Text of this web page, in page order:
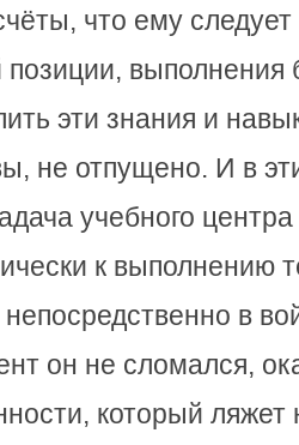
что ему
позиции, выполнения
эти знания и
не отпущено. И в
учебного
к выполнению
непосредственно в
он не сломался,
который ляжет